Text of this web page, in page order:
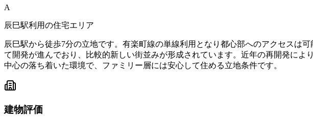
A
辰巳駅利用の住宅エリア
辰巳駅から徒歩7分の立地です。有楽町線の単線利用となり都心部へのアクセスは
て開発が進んでおり、比較的新しい街並みが形成されています。近年の再開発に
中心の落ち着いた環境で、ファミリー層には安心して住める立地条件です。
建物評価